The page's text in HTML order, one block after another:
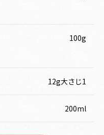
100g
12g大さじ1
200ml